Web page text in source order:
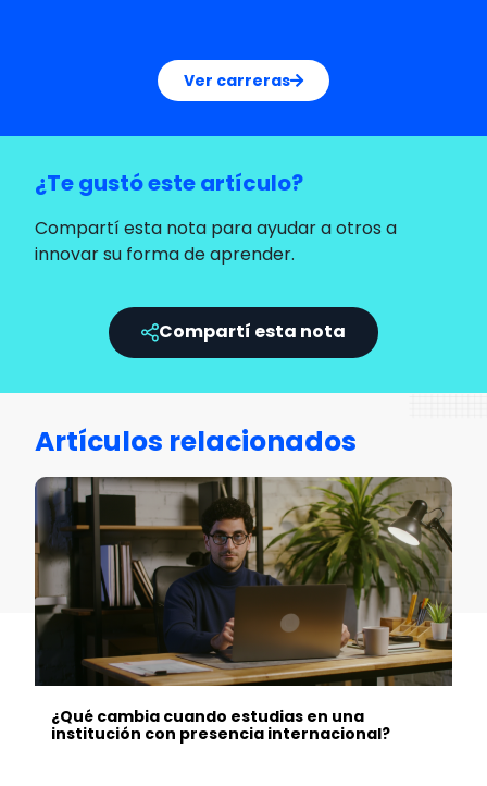
Ver carreras
¿Te gustó este artículo?
Compartí esta nota para ayudar a otros a
innovar su forma de aprender.
Compartí esta nota
Artículos relacionados
¿Qué cambia cuando estudias en una
institución con presencia internacional?